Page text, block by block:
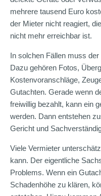
mehrere tausend Euro
der Mieter nicht reagiert,
nicht mehr erreichbar ist.
In solchen Fällen muss
Dazu gehören Fotos,
Kostenvoranschläge,
Gutachten. Gerade wenn
freiwillig bezahlt, kann ein
werden. Dann entstehen
Gericht und
Viele Vermieter
kann. Der eigentliche
Problems. Wenn ein
Schadenhöhe zu klären,